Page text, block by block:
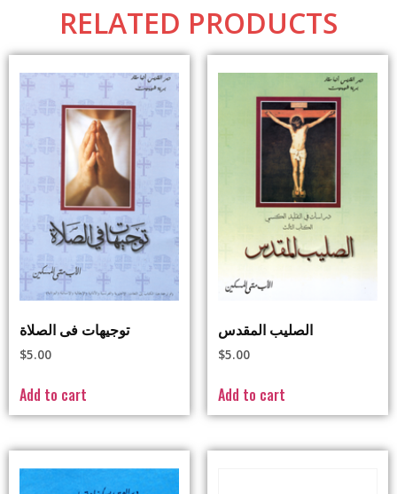
RELATED PRODUCTS
توجيهات فى الصلاة
$5.00
Add to cart
الصليب المقدس
$5.00
Add to cart